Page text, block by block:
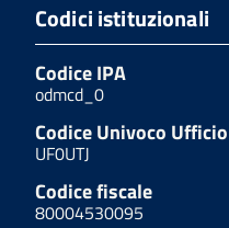
Codici istituzionali
Codice IPA
odmcd_0
Codice Univoco Ufficio
UF0UTJ
Codice fiscale
80004530095